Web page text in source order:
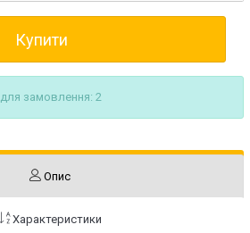
Купити
для замовлення: 2
Опис
Характеристики